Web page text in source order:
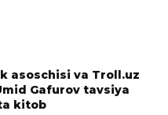
asoschisi va Troll.uz
Gafurov tavsiya
kitob